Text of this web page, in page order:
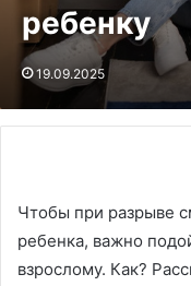
ребенку
19.09.2025
Чтобы при разрыве
ребенка, важно
взрослому. Как?